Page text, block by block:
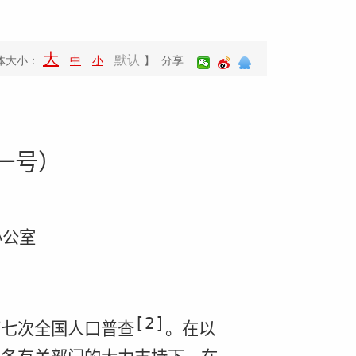
大小： 大 中 小 默认 】 分享
号）
室
次全国人口普查[2] 。在以